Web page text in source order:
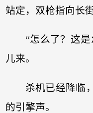
站定，双枪指向长
“怎么了？这
儿来。
杀机已经降临
的引擎声。